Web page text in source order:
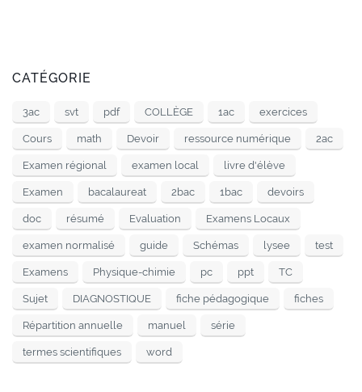
CATÉGORIE
3ac svt pdf COLLÈGE 1ac exercices
Cours math Devoir ressource numérique 2ac
Examen régional examen local livre d'élève
Examen bacalaureat 2bac 1bac devoirs
doc résumé Evaluation Examens Locaux
examen normalisé guide Schémas lysee test
Examens Physique-chimie pc ppt TC
Sujet DIAGNOSTIQUE fiche pédagogique fiches
Répartition annuelle manuel série
termes scientifiques word